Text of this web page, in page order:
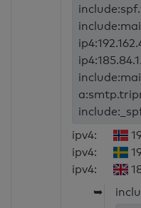
ipv4:
ipv4:
ipv4:
➥